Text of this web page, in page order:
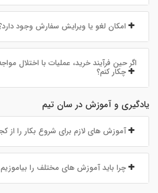
امکان لغو یا ویرایش سفارش وجود
اگر حین فرآیند خرید، عملیات با اختلال
چکار کنم؟
یادگیری و آموزش در سان تیم
آموزش های لازم برای شروع بکار را از
چرا باید آموزش های مختلف را